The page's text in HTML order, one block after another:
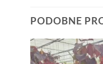
PODOBNE